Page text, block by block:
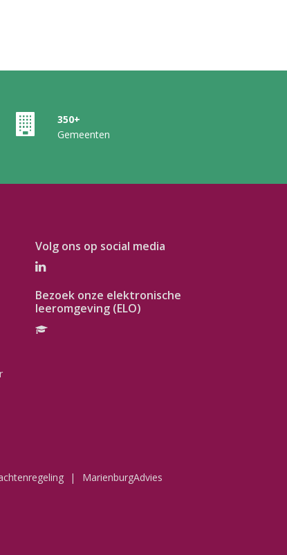
350+
Gemeenten
Volg ons op social media
Bezoek onze elektronische
leeromgeving (ELO)
MarienburgAdvies